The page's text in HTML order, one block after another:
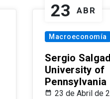
23 ABR
Macroeconomía
Sergio
University of
Pennsylvania
23 de Abril de